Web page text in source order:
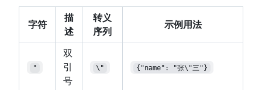
字符
描
述
转义
序列
示例用法
"
双
引
号
\" {"name": "张\"三"}